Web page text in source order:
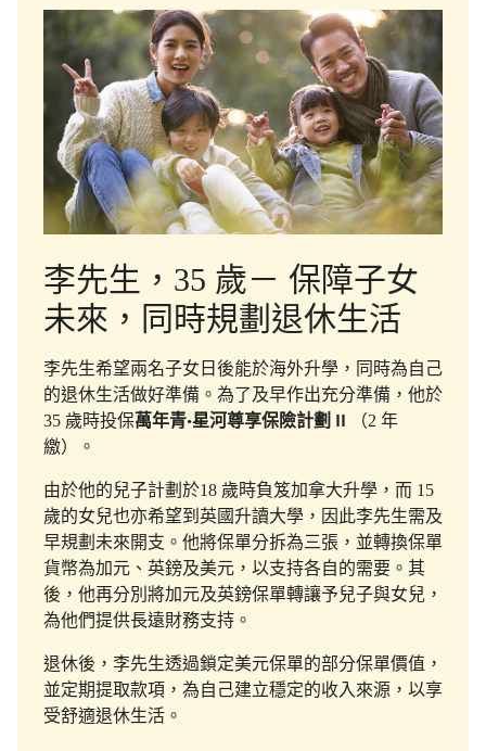
李先生，35 歲－ 保障子女
未來，同時規劃退休生活
李先生希望兩名子女日後能於海外升學，同時為自己
的退休生活做好準備。為了及早作出充分準備，他於
35 歲時投保萬年青•星河尊享保險計劃 II （2 年
繳）。
由於他的兒子計劃於18 歲時負笈加拿大升學，而 15
歲的女兒也亦希望到英國升讀大學，因此李先生需及
早規劃未來開支。他將保單分拆為三張，並轉換保單
貨幣為加元、英鎊及美元，以支持各自的需要。其
後，他再分別將加元及英鎊保單轉讓予兒子與女兒，
為他們提供長遠財務支持。
退休後，李先生透過鎖定美元保單的部分保單價值，
並定期提取款項，為自己建立穩定的收入來源，以享
受舒適退休生活。